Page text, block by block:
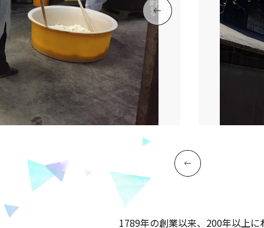
1789年の創業以来、200年以上